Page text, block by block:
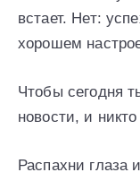
встает. Нет:
хорошем
Чтобы сегодня
новости, и
Распахни глаза